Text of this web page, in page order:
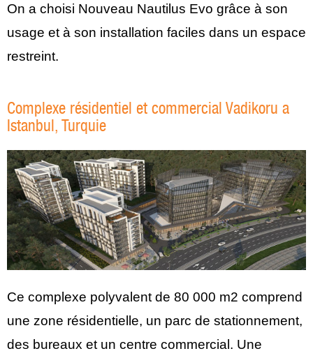
On a choisi Nouveau Nautilus Evo grâce à son
usage et à son installation faciles dans un espace
restreint.
Complexe résidentiel et commercial Vadikoru a
Istanbul, Turquie
Ce complexe polyvalent de 80 000 m2 comprend
une zone résidentielle, un parc de stationnement,
des bureaux et un centre commercial. Une